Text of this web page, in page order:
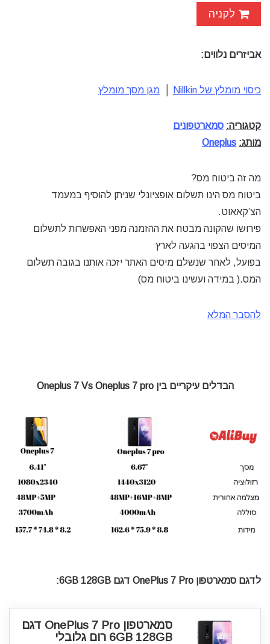
לקניה
אביזרים נלווים:
כיסוי מומלץ של Nillkin מגן מסך מומלץ
קטגוריה: סמארטפונים
מותג: Oneplus
מה זה ביטוח מס?
ביטוח מס הינו תשלום אופציונלי שניתן להוסיף במעמד
הצ’קאאוט.
פירושו שהקונה מבטח את ההזמנה מפני האפשרות לתשלום
המיסים הצפוי בהגעה לארץ
בפועל, לאחר שנשלם מיסים האתר יזכה אותנו בגובה תשלום
המס.( במידה ועשינו ביטוח מס)
להסבר המלא
הבדלים עיקריים בין Oneplus 7 Vs Oneplus 7 pro
לדגם סמארטפון OnePlus 7 Pro דגם 6GB 128GB:
סמארטפון OnePlus 7 Pro דגם
6GB 128GB רום גלובלי